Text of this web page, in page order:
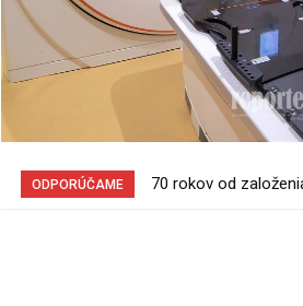
ODPORÚČAME
70 rokov od založenia
Burina pri cyklotrase